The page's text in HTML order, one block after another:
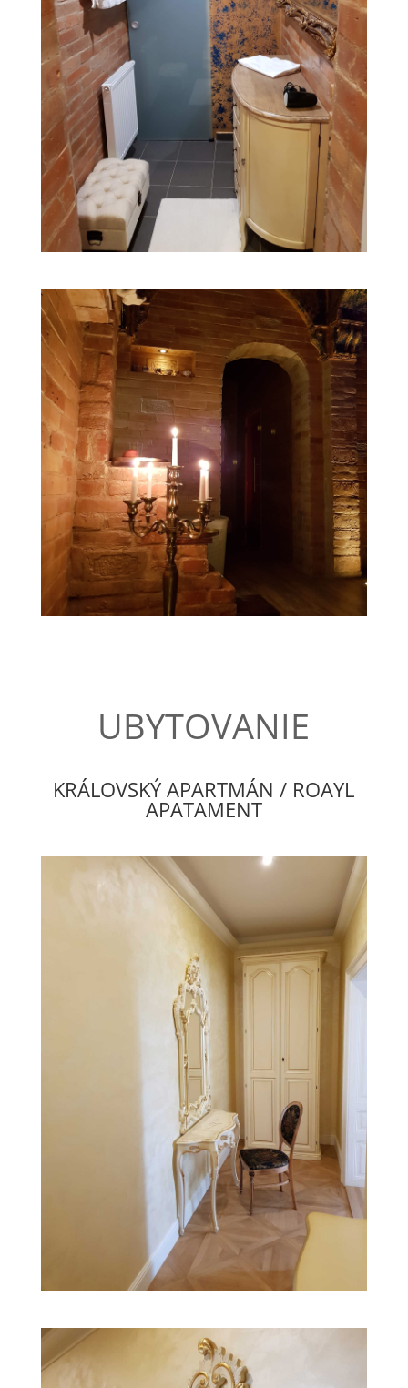
UBYTOVANIE
KRÁLOVSKÝ APARTMÁN / ROAYL
APATAMENT